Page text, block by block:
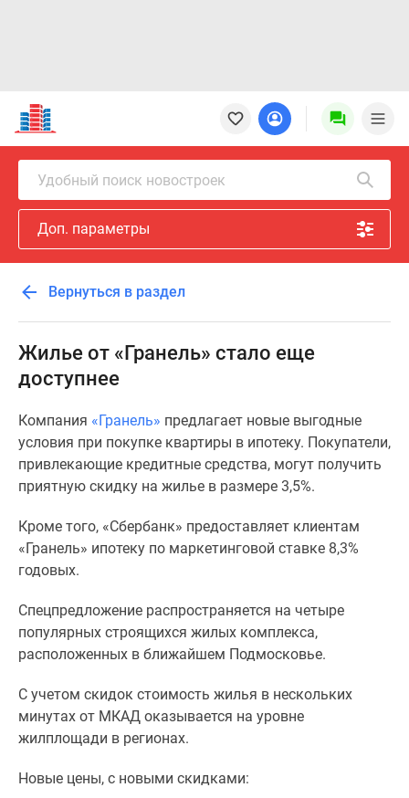
Новостройки
Квартиры
Ипотека
Новостройки
Москвы
Новостройки
Подмосковья
Новостройки
Москвы
Готовые
новостройки
Новостройки
Специальные
предложения
Коммерческие
помещения
Продавцы
застройщики
Панорамы
новостроек
Видеообзор
новостроек
новостроек
Экология
Москвы
Подмосковья
Удобный поиск новостроек
Доп. параметры
Вернуться в раздел
Жилье от «Гранель» стало еще
доступнее
Компания «Гранель» предлагает новые выгодные
условия при покупке квартиры в ипотеку. Покупатели,
привлекающие кредитные средства, могут получить
приятную скидку на жилье в размере 3,5%.
Кроме того, «Сбербанк» предоставляет клиентам
«Гранель» ипотеку по маркетинговой ставке 8,3%
годовых.
Спецпредложение распространяется на четыре
популярных строящихся жилых комплекса,
расположенных в ближайшем Подмосковье.
С учетом скидок стоимость жилья в нескольких
минутах от МКАД оказывается на уровне
жилплощади в регионах.
Новые цены, с новыми скидками: